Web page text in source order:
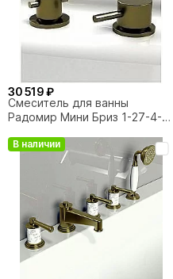
30 519 ₽
Смеситель для ванны
Радомир Мини Бриз 1-27-4-0-
В наличии